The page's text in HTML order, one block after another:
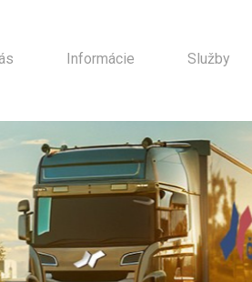
Informácie Služby